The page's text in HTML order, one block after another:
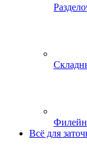
Всё для